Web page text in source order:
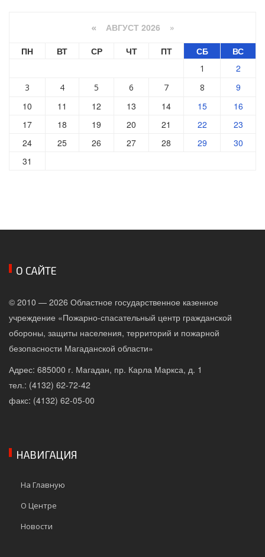
« АВГУСТ 2026 »
ПН
ВТ СР ЧТ ПТ СБ ВС
1 2
3 4 5 6 7 8
9
10
11 12 13 14 15
16
17
18 19 20 21 22
23
24
25 26 27 28 29
30
31
О САЙТЕ
© 2010 — 2026 Областное государственное казенное
учреждение «Пожарно-спасательный центр гражданской
обороны, защиты населения, территорий и пожарной
безопасности Магаданской области»
Адрес: 685000 г. Магадан, пр. Карла Маркса, д. 1
тел.: (4132) 62-72-42
факс: (4132) 62-05-00
НАВИГАЦИЯ
На Главную
О Центре
Новости